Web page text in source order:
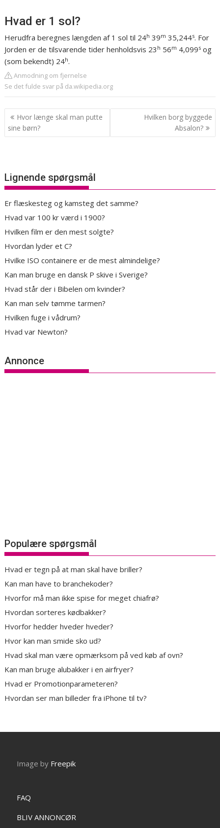
Hvad er 1 sol?
Herudfra beregnes længden af 1 sol til 24h 39m 35,244s. For
Jorden er de tilsvarende tider henholdsvis 23 h 56m 4,099s og
(som bekendt) 24h.
Anmodning om fjernelse
Se det fulde svar på da.wikipedia.org
Indlægsnavigation
Hvor længe skal man putte
sine børn?
Hvilken borg byggede
Absalon?
Lignende spørgsmål
Er flæskesteg og kamsteg det samme?
Hvad var 100 kr værd i 1900?
Hvilken film er den mest solgte?
Hvordan lyder et C?
Hvilke ISO containere er de mest almindelige?
Kan man bruge en dansk P skive i Sverige?
Hvad står der i Bibelen om kvinder?
Kan man selv tømme tarmen?
Hvilken fuge i vådrum?
Hvad var Newton?
Annonce
Populære spørgsmål
Hvad er tegn på at man skal have briller?
Kan man have to branchekoder?
Hvorfor må man ikke spise for meget chiafrø?
Hvordan sorteres kødbakker?
Hvorfor hedder hveder hveder?
Hvor kan man smide sko ud?
Hvad skal man være opmærksom på ved køb af ovn?
Kan man bruge alubakker i en airfryer?
Hvad er Promotionparameteren?
Hvordan ser man billeder fra iPhone til tv?
Image by Freepik
FAQ
BLIV ANNONCØR